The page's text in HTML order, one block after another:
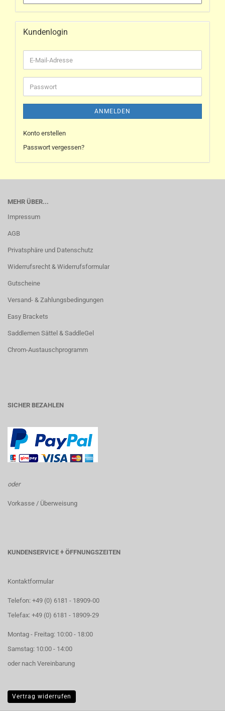
Kundenlogin
ANMELDEN
Konto erstellen
Passwort vergessen?
MEHR ÜBER...
Impressum
AGB
Privatsphäre und Datenschutz
Widerrufsrecht & Widerrufsformular
Gutscheine
Versand- & Zahlungsbedingungen
Easy Brackets
Saddlemen Sättel & SaddleGel
Chrom-Austauschprogramm
SICHER BEZAHLEN
oder
Vorkasse / Überweisung
KUNDENSERVICE + ÖFFNUNGSZEITEN
Kontaktformular
Telefon: +49 (0) 6181 - 18909-00
Telefax: +49 (0) 6181 - 18909-29
Montag - Freitag: 10:00 - 18:00
Samstag: 10:00 - 14:00
oder nach Vereinbarung
Vertrag widerrufen